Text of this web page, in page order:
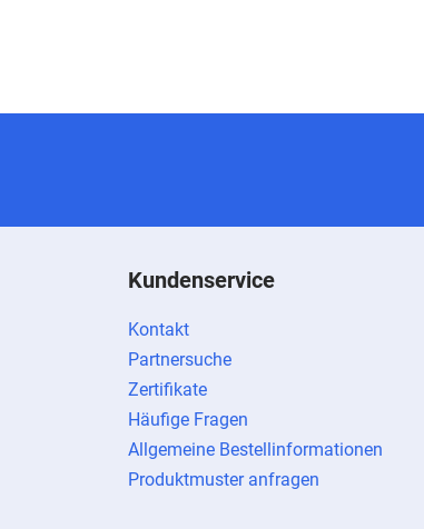
Kundenservice
Kontakt
Partnersuche
Zertifikate
Häufige Fragen
Allgemeine Bestellinformationen
Produktmuster anfragen